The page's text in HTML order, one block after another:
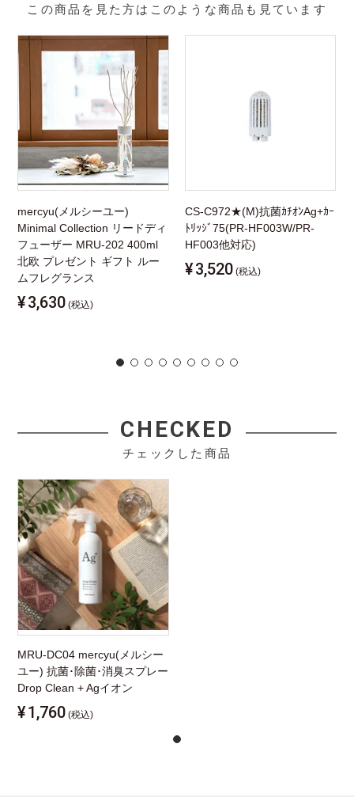
この商品を見た方はこのような商品も見ています
mercyu(メルシーユー)
Minimal Collection リードディ
フューザー MRU-202 400ml
北欧 プレゼント ギフト ルー
ムフレグランス
¥3,630 (税込)
CS-C972★(M)抗菌ｶﾁｵﾝAg+ｶｰ
ﾄﾘｯｼﾞ75(PR-HF003W/PR-
HF003他対応)
¥3,520 (税込)
CHECKED
チェックした商品
MRU-DC04 mercyu(メルシー
ユー) 抗菌･除菌･消臭スプレー
Drop Clean + Agイオン
¥1,760 (税込)